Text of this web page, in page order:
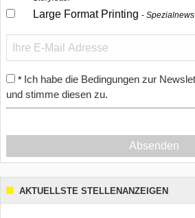
Large Format Printing
* Ich habe die Bedingungen zur
und stimme diesen zu.
Absenden
AKTUELLSTE STELLENANZEIGEN